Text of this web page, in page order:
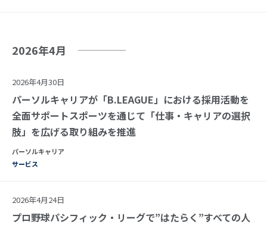
2026年4月
2026年4月30日
パーソルキャリアが「B.LEAGUE」における採用活動を
全面サポートスポーツを通じて「仕事・キャリアの選択
肢」を広げる取り組みを推進
パーソルキャリア
サービス
2026年4月24日
プロ野球パシフィック・リーグで”はたらく”すべての人